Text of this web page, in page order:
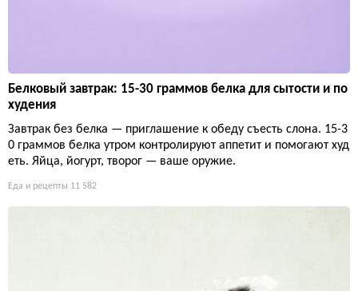
Белковый завтрак: 15-30 граммов белка для сытости и по
худения
Завтрак без белка — приглашение к обеду съесть слона. 15-3
0 граммов белка утром контролируют аппетит и помогают худ
еть. Яйца, йогурт, творог — ваше оружие.
Еда и рецепты 11 582